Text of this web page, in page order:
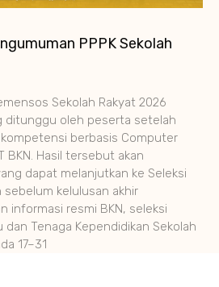
PPPK Sekolah
Sekolah Rakyat 2026
ditunggu oleh peserta setelah
berbasis Computer
BKN. Hasil tersebut akan
dapat melanjutkan ke Seleksi
kelulusan akhir
informasi resmi BKN, seleksi
dan Tenaga Kependidikan Sekolah
17–31